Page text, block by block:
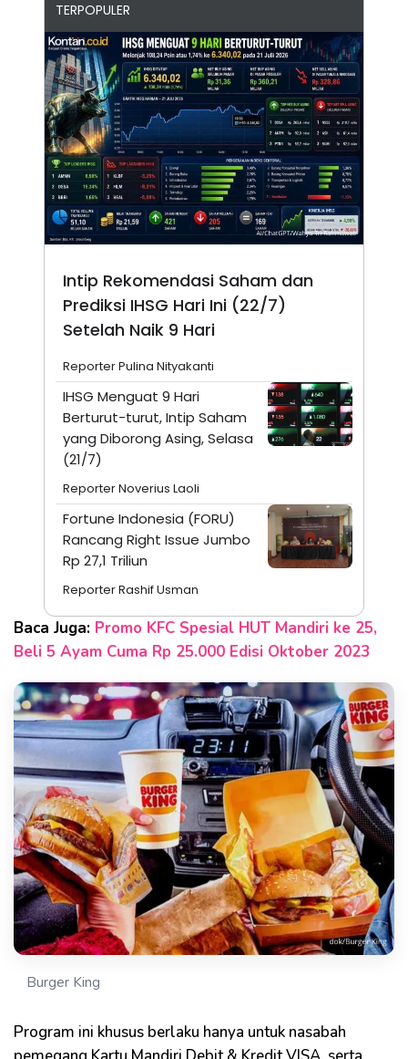
TERPOPULER
Intip Rekomendasi Saham dan
Prediksi IHSG Hari Ini (22/7)
Setelah Naik 9 Hari
Reporter Pulina Nityakanti
IHSG Menguat 9 Hari
Berturut-turut, Intip Saham
yang Diborong Asing, Selasa
(21/7)
Reporter Noverius Laoli
Fortune Indonesia (FORU)
Rancang Right Issue Jumbo
Rp 27,1 Triliun
Reporter Rashif Usman
Baca Juga: Promo KFC Spesial HUT Mandiri ke 25,
Beli 5 Ayam Cuma Rp 25.000 Edisi Oktober 2023
Burger King
Program ini khusus berlaku hanya untuk nasabah